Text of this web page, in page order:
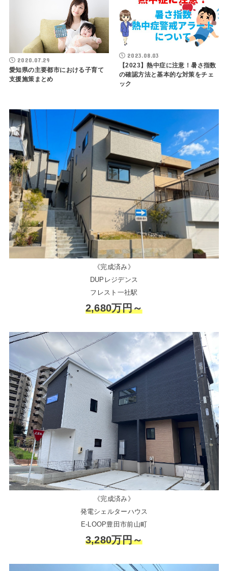
2020.07.29
愛知県の主要都市における子育て
支援施策まとめ
2023.08.03
【2023】熱中症に注意！暑さ指数
の確認方法と基本的な対策をチェ
ック
《完成済み》
DUPレジデンス
フレスト一社駅
2,680万円～
《完成済み》
発電シェルターハウス
E-LOOP豊田市前山町
3,280万円～